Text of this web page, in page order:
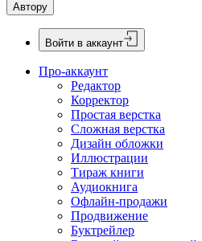
Автору
Войти в аккаунт
Про-аккаунт
Редактор
Корректор
Простая верстка
Сложная верстка
Дизайн обложки
Иллюстрации
Тираж книги
Аудиокнига
Офлайн-продажи
Продвижение
Буктрейлер